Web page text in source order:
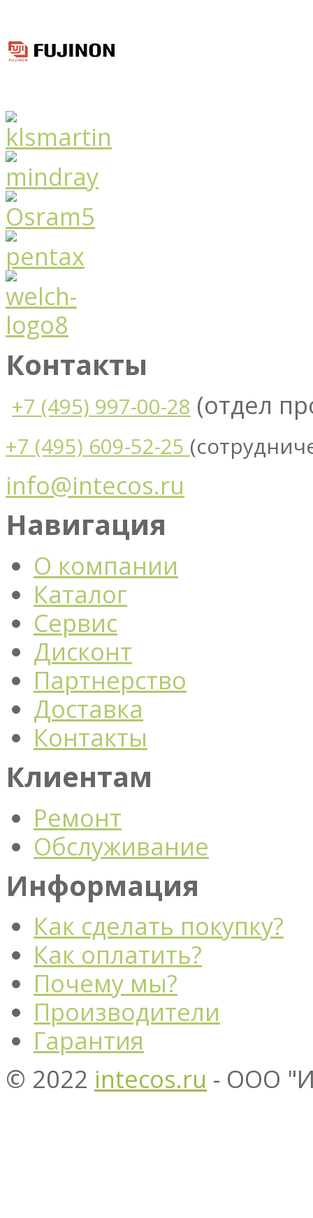
Контакты
+7 (495) 997-00-28 (отдел
+7 (495) 609-52-25
info@intecos.ru
Навигация
О компании
Каталог
Сервис
Дисконт
Партнерство
Доставка
Контакты
Клиентам
Ремонт
Обслуживание
Информация
Как сделать покупку?
Как оплатить?
Почему мы?
Производители
Гарантия
© 2022 intecos.ru - ООО